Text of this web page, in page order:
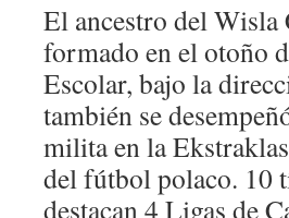
El ancestro del
formado en el otoño
Escolar, bajo la
también se
milita en la
del fútbol polaco. 10
destacan 4 Ligas de